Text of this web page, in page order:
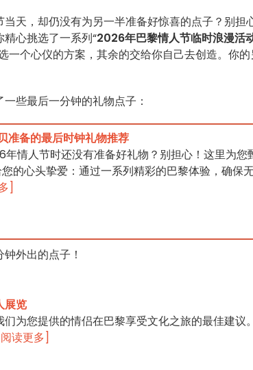
天，却仍没有为另一半准备好惊喜的点子？别担
心挑选了一系列“2026年巴黎情人节临时浪漫活
一个心仪的方案，其余的交给你自己去创造。你
些最后一分钟的礼物点子：
准备的最后时钟礼物推荐
情人节时还没有准备好礼物？别担心！这里为您
的心头挚爱：通过一系列精彩的巴黎体验，确保
]
外出的点子！
展览
为您提供的情侣在巴黎享受文化之旅的最佳建议
读更多]